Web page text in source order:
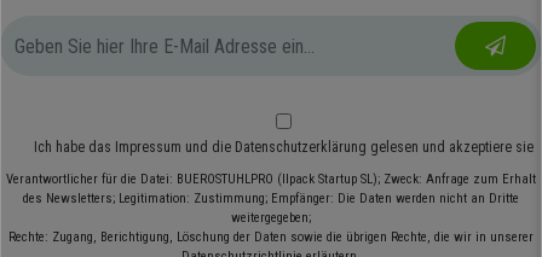
Ich habe das Impressum und die Datenschutzerklärung gelesen und akzeptiere sie
Verantwortlicher für die Datei: BUEROSTUHLPRO (Ilpack Startup SL); Zweck: Anfrage zum Erhalt
des Newsletters; Legitimation: Zustimmung; Empfänger: Die Daten werden nicht an Dritte
weitergegeben;
Rechte: Zugang, Berichtigung, Löschung der Daten sowie die übrigen Rechte, die wir in unserer